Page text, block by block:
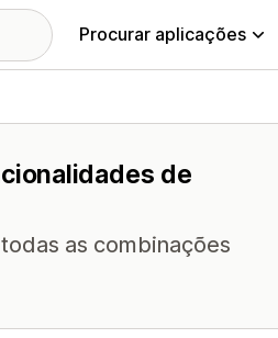
Procurar aplicações
de
as combinações